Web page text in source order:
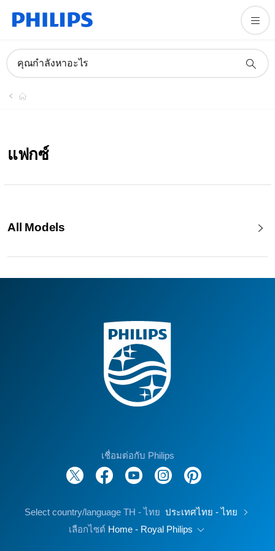
คุณกำลังหาอะไร
แฟกซ์
All Models
เชื่อมต่อกับ Philips
Select country/language TH - ไทย ประเทศไทย - ไทย
เลือกไซต์ Home - Royal Philips